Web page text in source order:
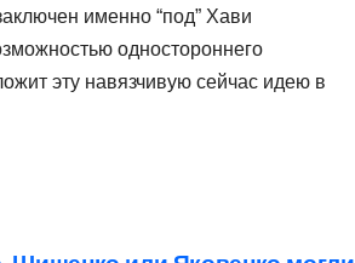
именно “под” Хави
одностороннего
эту навязчивую сейчас идею в